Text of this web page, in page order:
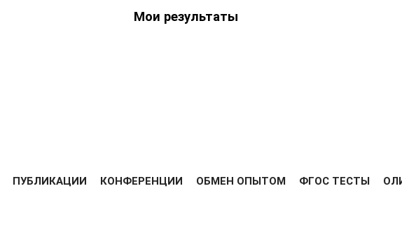
Мои результаты
ПУБЛИКАЦИИ КОНФЕРЕНЦИИ ОБМЕН ОПЫТОМ ФГОС ТЕСТЫ